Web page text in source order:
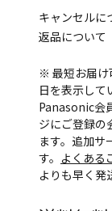
キャンセルに
返品について
※ 最短お届け
日を表示して
Panasonic会
ジにご登録の
ます。追加サ
す。 よくある
よりも早く発